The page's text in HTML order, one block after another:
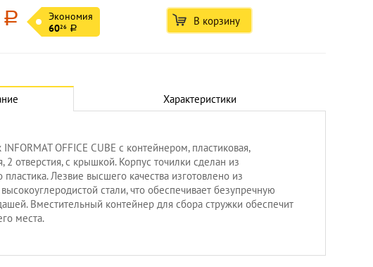
a
Экономия
6026 a
В корзину
Характеристики
OFFICE CUBE с контейнером, пластиковая,
2 отверстия, с крышкой. Корпус точилки сделан из
пластика. Лезвие высшего качества изготовлено из
стали, что обеспечивает безупречную
Вместительный контейнер для сбора стружки обеспечит
места.